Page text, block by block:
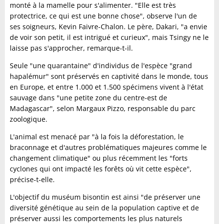
monté à la mamelle pour s'alimenter. "Elle est très
protectrice, ce qui est une bonne chose", observe l'un de
ses soigneurs, Kevin Faivre-Chalon. Le père, Dakari, "a envie
de voir son petit, il est intrigué et curieux", mais Tsingy ne le
laisse pas s'approcher, remarque-t-il.
Seule "une quarantaine" d'individus de l'espèce "grand
hapalémur" sont préservés en captivité dans le monde, tous
en Europe, et entre 1.000 et 1.500 spécimens vivent à l'état
sauvage dans "une petite zone du centre-est de
Madagascar", selon Margaux Pizzo, responsable du parc
zoologique.
L'animal est menacé par "à la fois la déforestation, le
braconnage et d'autres problématiques majeures comme le
changement climatique" ou plus récemment les "forts
cyclones qui ont impacté les forêts où vit cette espèce",
précise-t-elle.
L'objectif du muséum bisontin est ainsi "de préserver une
diversité génétique au sein de la population captive et de
préserver aussi les comportements les plus naturels